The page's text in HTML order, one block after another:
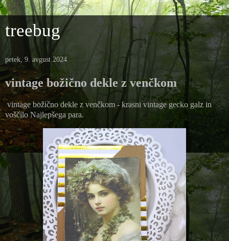
treebug
petek, 9. avgust 2024
vintage božično dekle z venčkom
vintage božično dekle z venčkom - krasni vintage gecko galz in
voščilo Najlepšega para.